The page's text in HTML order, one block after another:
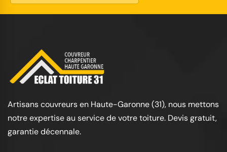
Artisans couvreurs en Haute-Garonne (31), nous mettons
notre expertise au service de votre toiture. Devis gratuit,
garantie décennale.